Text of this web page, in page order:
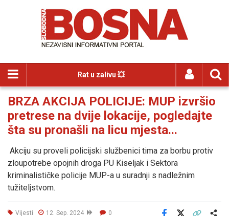
Rat u zalivu 💥
BRZA AKCIJA POLICIJE: MUP izvršio
pretrese na dvije lokacije, pogledajte
šta su pronašli na licu mjesta...
Akciju su proveli policijski službenici tima za borbu protiv
zloupotrebe opojnih droga PU Kiseljak i Sektora
kriminalističke policije MUP-a u suradnji s nadležnim
tužiteljstvom.
Vijesti 12. Sep. 2024 0